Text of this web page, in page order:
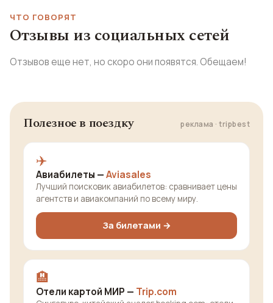
ЧТО ГОВОРЯТ
Отзывы из социальных сетей
Отзывов еще нет, но скоро они появятся. Обещаем!
Полезное в поездку реклама · tripbest
✈️
Авиабилеты —Aviasales
Лучший поисковик авиабилетов: сравнивает цены
агентств и авиакомпаний по всему миру.
За билетами →
🏨
Отели картой МИР — Trip.com